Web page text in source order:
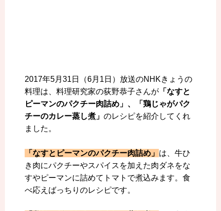
2017年5月31日（6月1日）放送のNHKきょうの
料理は、料理研究家の荻野恭子さんが 「なすと
ピーマンのパクチー肉詰め」、「鶏じゃがパク
チーのカレー蒸し煮」 のレシピを紹介してくれ
ました。
「なすとピーマンのパクチー肉詰め」 は、牛ひ
き肉にパクチーやスパイスを加えた肉ダネをな
すやピーマンに詰めてトマトで煮込みます。食
べ応えばっちりのレシピです。